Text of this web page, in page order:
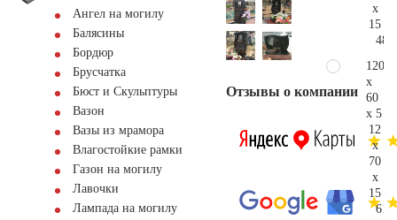
Ангел на могилу
Балясины
Бордюр
Брусчатка
Бюст и Скульптуры
Вазон
Вазы из мрамора
Влагостойкие рамки
Газон на могилу
Лавочки
Лампада на могилу
Отзывы о компании
x
15
120
x
60
x 5
12
x
70
x
15